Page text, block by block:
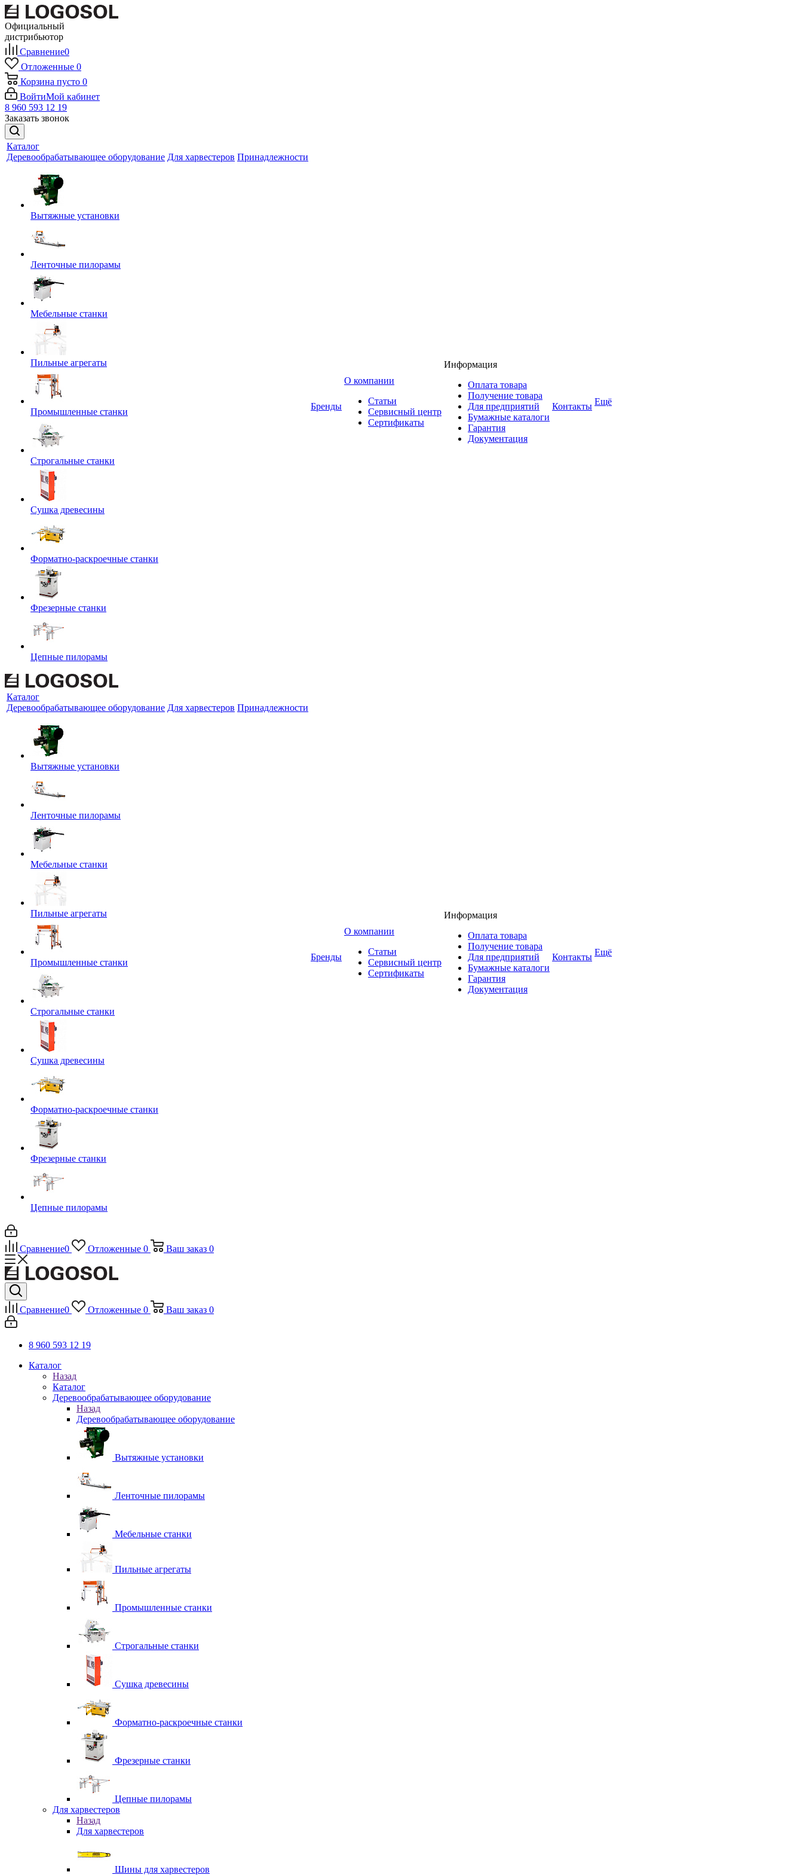
Официальный
дистрибьютор
Сравнение0
Отложенные 0
Корзина пусто 0
ВойтиМой кабинет
8 960 593 12 19
Заказать звонок
Каталог
Деревообрабатывающее оборудование Для харвестеров Принадлежности
Вытяжные установки
Ленточные пилорамы
Мебельные станки
Пильные агрегаты
Промышленные станки
Строгальные станки
Сушка древесины
Форматно-раскроечные станки
Фрезерные станки
Цепные пилорамы
Бренды
O компании
Статьи
Сервисный центр
Сертификаты
Информация
Оплата товара
Получение товара
Для предприятий
Бумажные каталоги
Гарантия
Документация
Контакты Ещё
Каталог
Деревообрабатывающее оборудование Для харвестеров Принадлежности
Вытяжные установки
Ленточные пилорамы
Мебельные станки
Пильные агрегаты
Промышленные станки
Строгальные станки
Сушка древесины
Форматно-раскроечные станки
Фрезерные станки
Цепные пилорамы
Бренды
O компании
Статьи
Сервисный центр
Сертификаты
Информация
Оплата товара
Получение товара
Для предприятий
Бумажные каталоги
Гарантия
Документация
Контакты Ещё
Сравнение0 Отложенные 0 Ваш заказ 0
Сравнение0 Отложенные 0 Ваш заказ 0
8 960 593 12 19
Каталог
Назад
Каталог
Деревообрабатывающее оборудование
Назад
Деревообрабатывающее оборудование
Вытяжные установки
Ленточные пилорамы
Мебельные станки
Пильные агрегаты
Промышленные станки
Строгальные станки
Сушка древесины
Форматно-раскроечные станки
Фрезерные станки
Цепные пилорамы
Для харвестеров
Назад
Для харвестеров
Шины для харвестеров